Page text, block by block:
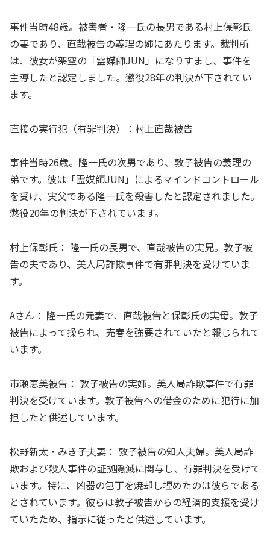
事件当時48歳。被害者・隆一氏の長男である村上保彰氏
の妻であり、直哉被告の義理の姉にあたります。裁判所
は、彼女が架空の「霊媒師JUN」になりすまし、事件を
主導したと認定しました。懲役28年の判決が下されてい
ます。
直接の実行犯（有罪判決）：村上直哉被告
事件当時26歳。隆一氏の次男であり、敦子被告の義理の
弟です。彼は「霊媒師JUN」によるマインドコントロール
を受け、実父である隆一氏を殺害したと認定されました。
懲役20年の判決が下されています。
村上保彰氏： 隆一氏の長男で、直哉被告の実兄。敦子被
告の夫であり、美人局詐欺事件で有罪判決を受けていま
す。
Aさん： 隆一氏の元妻で、直哉被告と保彰氏の実母。敦子
被告によって操られ、売春を強要されていたと報じられて
います。
市瀬恵美被告： 敦子被告の実姉。美人局詐欺事件で有罪
判決を受けています。敦子被告への借金のために犯行に加
担したと供述しています。
松野新太・みき子夫妻： 敦子被告の知人夫婦。美人局詐
欺および殺人事件の証拠隠滅に関与し、有罪判決を受けて
います。特に、凶器の包丁を焼却し埋めたのは彼らである
とされています。彼らは敦子被告からの経済的支援を受け
ていたため、指示に従ったと供述しています。